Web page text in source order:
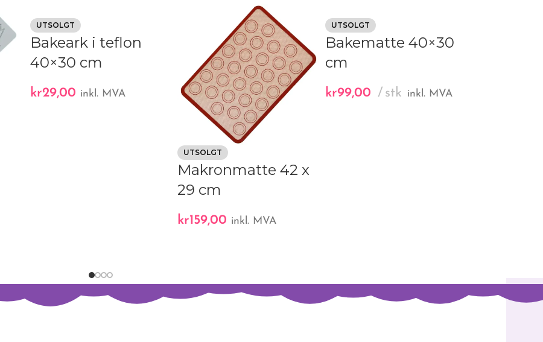
UTSOLGT
Bakeark i teflon
40×30 cm
kr29,00 inkl. MVA
UTSOLGT
Makronmatte 42 x
29 cm
kr159,00 inkl. MVA
UTSOLGT
Bakematte 40×30
cm
kr99,00 stk inkl. MVA